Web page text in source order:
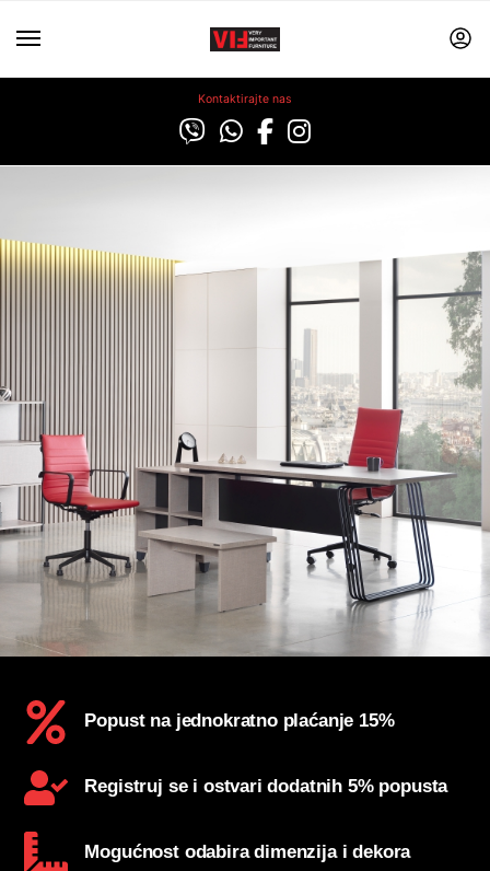
Kontaktirajte nas
Popust na jednokratno plaćanje 15%
Registruj se i ostvari dodatnih 5% popusta
Mogućnost odabira dimenzija i dekora